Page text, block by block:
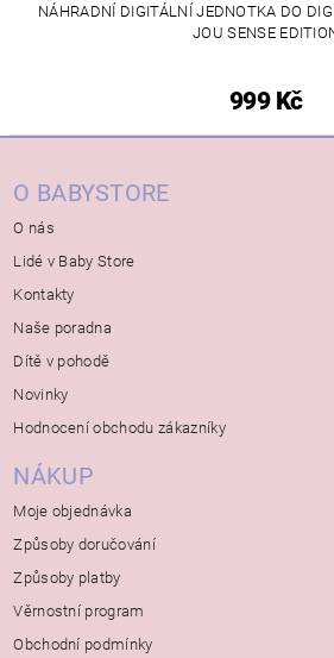
NÁHRADNÍ DIGITÁLNÍ JEDNOTKA DO
JOU SENSE
999 Kč
O BABYSTORE
O nás
Lidé v Baby Store
Kontakty
Naše poradna
Dítě v pohodě
Novinky
Hodnocení obchodu zákazníky
NÁKUP
Moje objednávka
Způsoby doručování
Způsoby platby
Věrnostní program
Obchodní podmínky